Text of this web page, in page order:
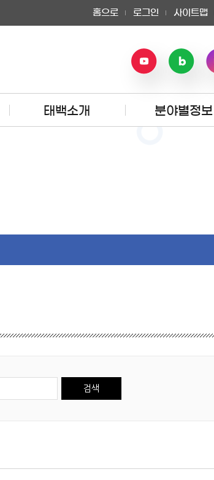
홈으로 로그인 사이트맵
태백소개 분야별정보